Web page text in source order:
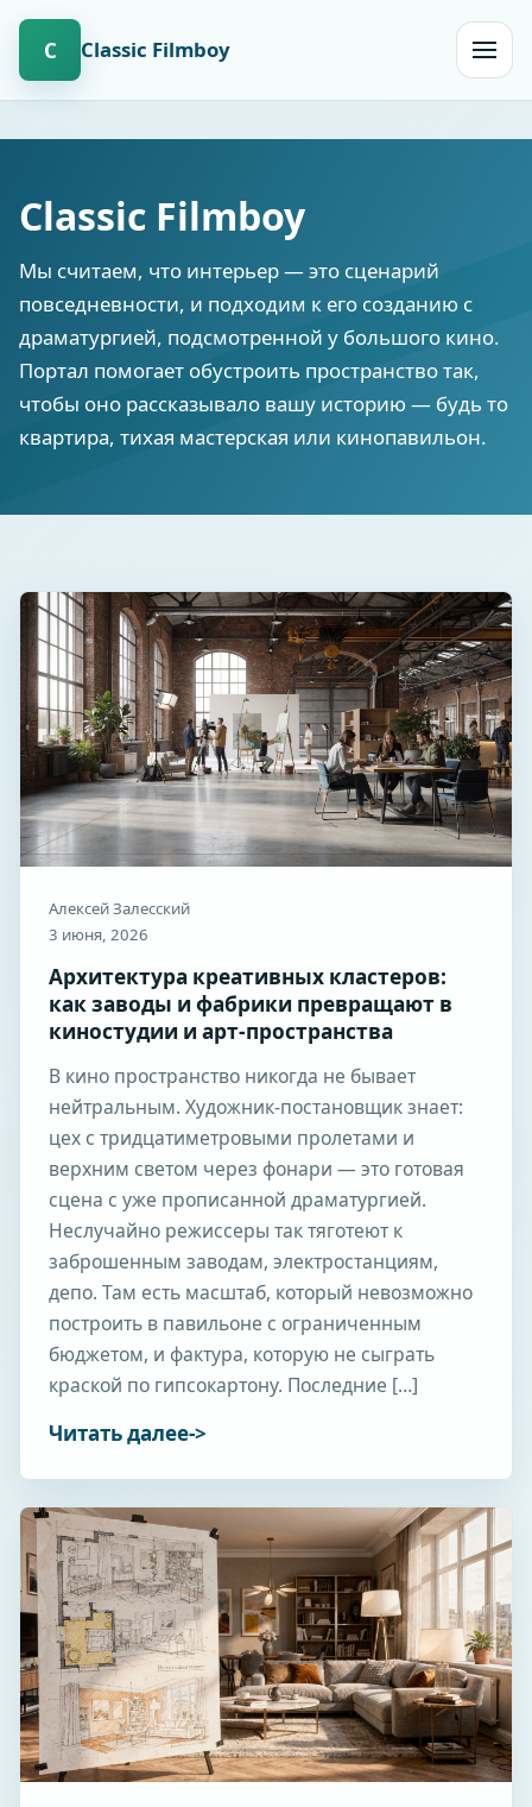
С
Сlassic Filmboy
Сlassic Filmboy
Мы считаем, что интерьер — это сценарий
повседневности, и подходим к его созданию с
драматургией, подсмотренной у большого кино.
Портал помогает обустроить пространство так,
чтобы оно рассказывало вашу историю — будь то
квартира, тихая мастерская или кинопавильон.
Алексей Залесский
3 июня, 2026
Архитектура креативных кластеров:
как заводы и фабрики превращают в
киностудии и арт-пространства
В кино пространство никогда не бывает
нейтральным. Художник-постановщик знает:
цех с тридцатиметровыми пролетами и
верхним светом через фонари — это готовая
сцена с уже прописанной драматургией.
Неслучайно режиссеры так тяготеют к
заброшенным заводам, электростанциям,
депо. Там есть масштаб, который невозможно
построить в павильоне с ограниченным
бюджетом, и фактура, которую не сыграть
краской по гипсокартону. Последние […]
Читать далее